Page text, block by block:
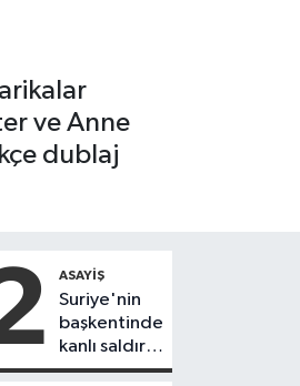
ve Anne
dublaj
ASAYIŞ
Suriye'nin
başkentinde
kanlı saldırı!
Yolcu